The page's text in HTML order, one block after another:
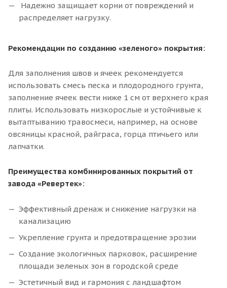
Надежно защищает корни от повреждений и
распределяет нагрузку.
Рекомендации по созданию «зеленого» покрытия:
Для заполнения швов и ячеек рекомендуется
использовать смесь песка и плодородного грунта,
заполнение ячеек вести ниже 1 см от верхнего края
плиты. Использовать низкорослые и устойчивые к
вытаптыванию травосмеси, например, на основе
овсяницы красной, райграса, горца птичьего или
лапчатки.
Преимущества комбинированных покрытий от
завода «Ревертек»:
Эффективный дренаж и снижение нагрузки на
канализацию
Укрепление грунта и предотвращение эрозии
Создание экологичных парковок, расширение
площади зеленых зон в городской среде
Эстетичный вид и гармония с ландшафтом